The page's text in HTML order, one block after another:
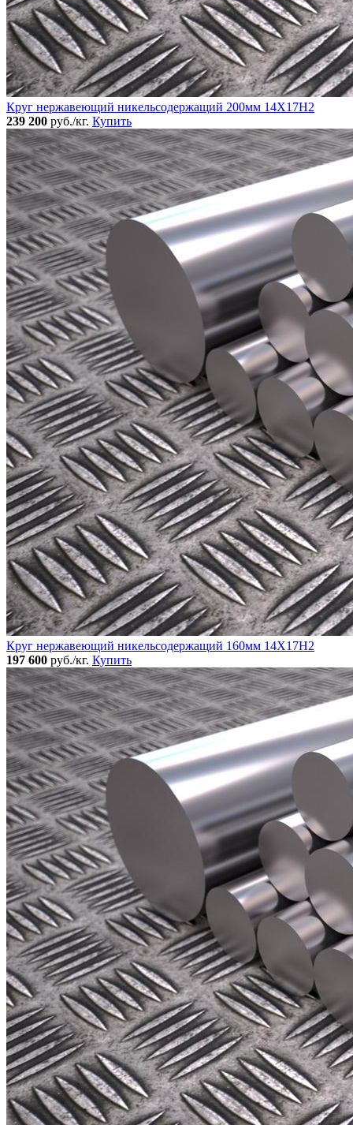
Круг нержавеющий никельсодержащий 200мм 14Х17Н2
239 200 руб./кг. Купить
Круг нержавеющий никельсодержащий 160мм 14Х17Н2
197 600 руб./кг. Купить